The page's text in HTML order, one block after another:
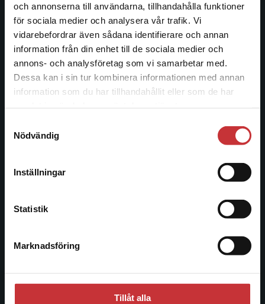
och annonserna till användarna, tillhandahålla funktioner
för sociala medier och analysera vår trafik. Vi
vidarebefordrar även sådana identifierare och annan
information från din enhet till de sociala medier och
annons- och analysföretag som vi samarbetar med.
Dessa kan i sin tur kombinera informationen med annan
information som du har tillhandahållit eller som de har
Nödvändig
Inställningar
Statistik
Marknadsföring
Tillåt alla
Begränsad fraktregion
Det verkar som att du besöker
studentlitteratur.se via en enhet utanför Sverige.
Vi erbjuder inte leveranser utanför Sverige. För
att kunna slutföra ett köp måste
Kontakta oss
Kontakta oss
046-31 20 00
Postadress:
Box 141
221 00 Lund
Besöksadress:
Kundservice
046-31 21 00